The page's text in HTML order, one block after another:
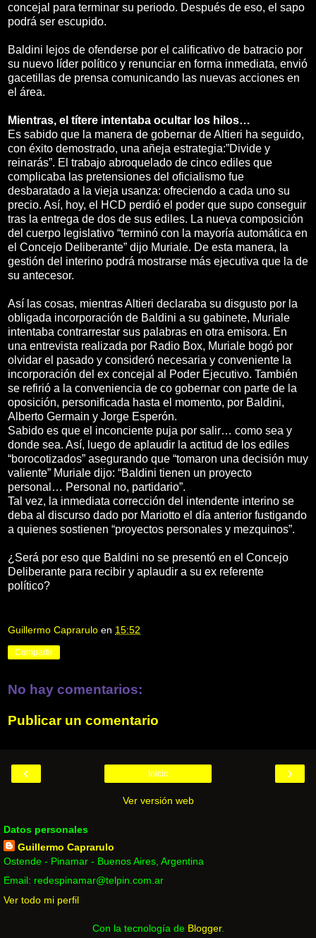
concejal para terminar su periodo. Después de eso, el sapo
podrá ser escupido.
Baldini lejos de ofenderse por el calificativo de batracio por
su nuevo líder político y renunciar en forma inmediata, envió
gacetillas de prensa comunicando las nuevas acciones en
el área.
Mientras, el títere intentaba ocultar los hilos…
Es sabido que la manera de gobernar de Altieri ha seguido,
con éxito demostrado, una añeja estrategia:”Divide y
reinarás”. El trabajo abroquelado de cinco ediles que
complicaba las pretensiones del oficialismo fue
desbaratado a la vieja usanza: ofreciendo a cada uno su
precio. Así, hoy, el HCD perdió el poder que supo conseguir
tras la entrega de dos de sus ediles. La nueva composición
del cuerpo legislativo “terminó con la mayoría automática en
el Concejo Deliberante” dijo Muriale. De esta manera, la
gestión del interino podrá mostrarse más ejecutiva que la de
su antecesor.
Así las cosas, mientras Altieri declaraba su disgusto por la
obligada incorporación de Baldini a su gabinete, Muriale
intentaba contrarrestar sus palabras en otra emisora. En
una entrevista realizada por Radio Box, Muriale bogó por
olvidar el pasado y consideró necesaria y conveniente la
incorporación del ex concejal al Poder Ejecutivo. También
se refirió a la conveniencia de co gobernar con parte de la
oposición, personificada hasta el momento, por Baldini,
Alberto Germain y Jorge Esperón.
Sabido es que el inconciente puja por salir… como sea y
donde sea. Así, luego de aplaudir la actitud de los ediles
“borocotizados” asegurando que “tomaron una decisión muy
valiente” Muriale dijo: “Baldini tienen un proyecto
personal… Personal no, partidario”.
Tal vez, la inmediata corrección del intendente interino se
deba al discurso dado por Mariotto el día anterior fustigando
a quienes sostienen “proyectos personales y mezquinos”.
¿Será por eso que Baldini no se presentó en el Concejo
Deliberante para recibir y aplaudir a su ex referente
político?
Guillermo Caprarulo en 15:52
Compartir
No hay comentarios:
Publicar un comentario
‹ ›
Inicio
Ver versión web
Datos personales
Guillermo Caprarulo
Ostende - Pinamar - Buenos Aires, Argentina
Email: redespinamar@telpin.com.ar
Ver todo mi perfil
Con la tecnología de Blogger.